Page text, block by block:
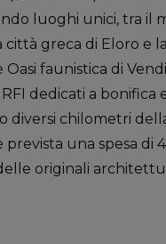
luoghi unici, tra il
città greca di Eloro e
Oasi faunistica di
dedicati a bonifica
diversi chilometri
prevista una spesa di
originali